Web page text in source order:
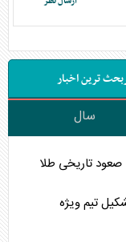
ترین اخبار
سال
تیم ویژه